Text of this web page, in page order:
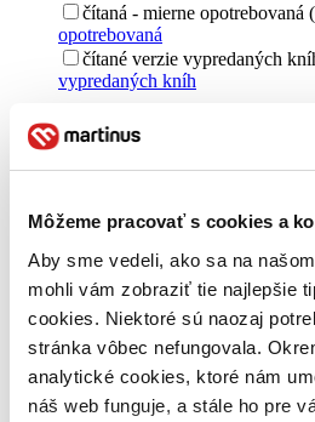
Môžeme pracovať s cookies a
Aby sme vedeli, ako sa na
mohli vám zobraziť tie najlepšie
cookies. Niektoré sú naozaj
stránka vôbec nefungovala.
analytické cookies, ktoré nám
náš web funguje, a stále ho pre
čítaná - mierne opotrebovaná
opotrebovaná
čítané verzie vypredaných
vypredaných kníh
Jazyk
VEDA (1 titul)VEDA1
Väzba
pevná väzba (1 titul)pevná
Zúžiť výber
Zoradiť